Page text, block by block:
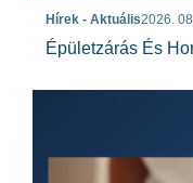
Hírek - Aktuális2026.
Épületzárás És